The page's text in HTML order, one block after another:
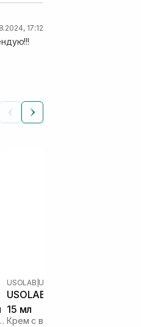
17:12
чаем и церамидами
USOLAB USOLAB VITAMIN K
USOLAB Bio Intensive K
15 мл
Крем с витамином